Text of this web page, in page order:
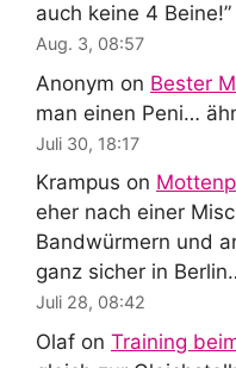
auch keine 4 Beine!”
Aug. 3, 08:57
Anonym on Bester
man einen Peni…
Juli 30, 18:17
Krampus on
eher nach einer
Bandwürmern und
ganz sicher in
Juli 28, 08:42
Olaf on Training